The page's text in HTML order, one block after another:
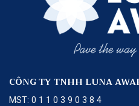
CÔNG TY TNHH LUNA
MST: 0 1 1 0 3 9 0 3 8 4